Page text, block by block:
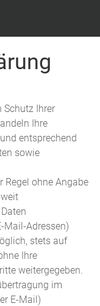
–
Schutz Ihrer
Ihre
entsprechend
sowie
Regel ohne Angabe
Mail-Adressen)
stets auf
Ihre
weitergegeben.
im
E-Mail)